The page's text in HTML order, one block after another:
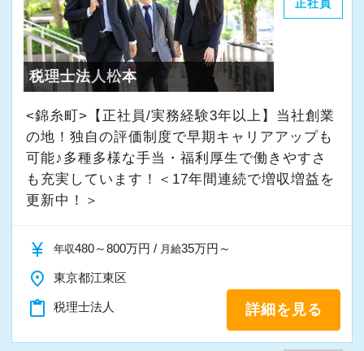
す。
辻・本郷税理士法人では人材育成を重要な課題
として取り組んでいます。
新人研修、マネージャー研修、全体研修、個別
事例研修など用意しながらスタッフの成長をバ
ックアップしています。
他にも会計人として押さえるべき重要項目につ
いて法改正に関する勉強会や内部・外部から講
す。
組織内には税理士、公認会計士、中小企業診断
士など、税務・会計に関わる様々な分野のエキ
正社員
税理士法人松本
<錦糸町>【正社員/実務経験3年以上】当社創業
の地！独自の評価制度で早期キャリアアップも
可能♪多種多様な手当・福利厚生で働きやすさ
も充実しています！＜17年間連続で増収増益を
更新中！＞
currency_yen 年収480～800万円 / 月給35万円～
place 東京都江東区
content_paste 税理士法人 詳細を見る